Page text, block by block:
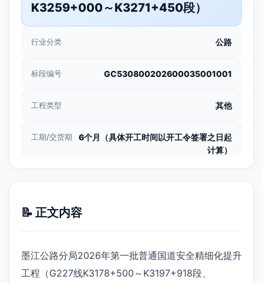
K3259+000～K3271+450段）
行业分类 公路
标段编号 GC530800202600035001001
工程类型 其他
工期/交货期
6个月（具体开工时间以开工令签署之日起
计算）
📝 正文内容
墨江公路分局2026年第一批普通国道安全精细化提升
工程（G227线K3178+500～K3197+918段、